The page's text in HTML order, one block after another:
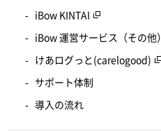
iBow KINTAI
iBow 運営サービス（その他）
けあログっと(carelogood)
サポート体制
導入の流れ